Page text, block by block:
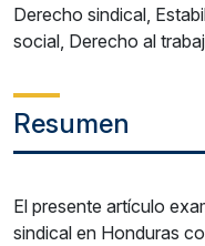
Derecho sindical,
social, Derecho al
Resumen
El presente artículo
sindical en Honduras